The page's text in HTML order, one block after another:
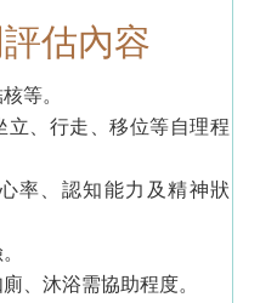
估內容
等。
立、行走、移位等自理程
率、認知能力及精神狀
、沐浴需協助程度。